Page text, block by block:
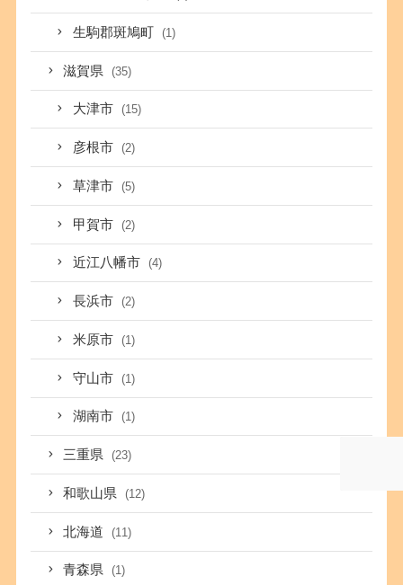
生駒郡斑鳩町 (1)
滋賀県 (35)
大津市 (15)
彦根市 (2)
草津市 (5)
甲賀市 (2)
近江八幡市 (4)
長浜市 (2)
米原市 (1)
守山市 (1)
湖南市 (1)
三重県 (23)
和歌山県 (12)
北海道 (11)
青森県 (1)